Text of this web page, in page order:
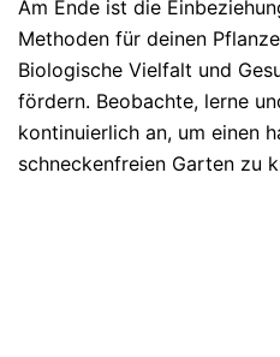
Am Ende ist die
Methoden für deinen
Biologische Vielfalt und
fördern. Beobachte, lerne
kontinuierlich an, um einen
schneckenfreien Garten zu